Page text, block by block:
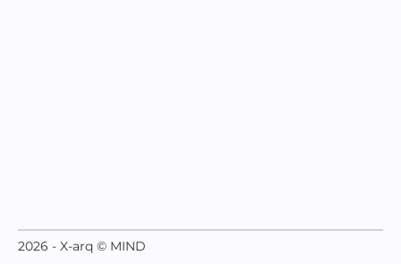
2026 - X-arq © MIND